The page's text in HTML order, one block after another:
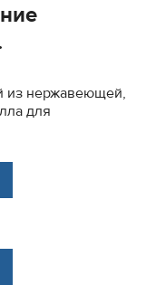
из нержавеющей,
для